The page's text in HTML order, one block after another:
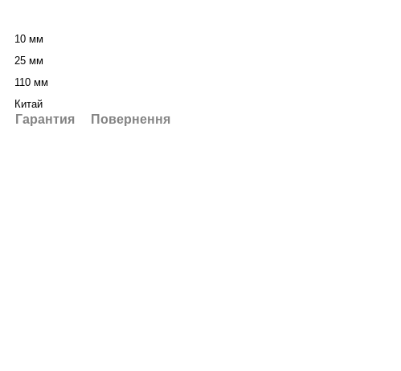
10 мм
25 мм
110 мм
Китай
Гарантия Повернення